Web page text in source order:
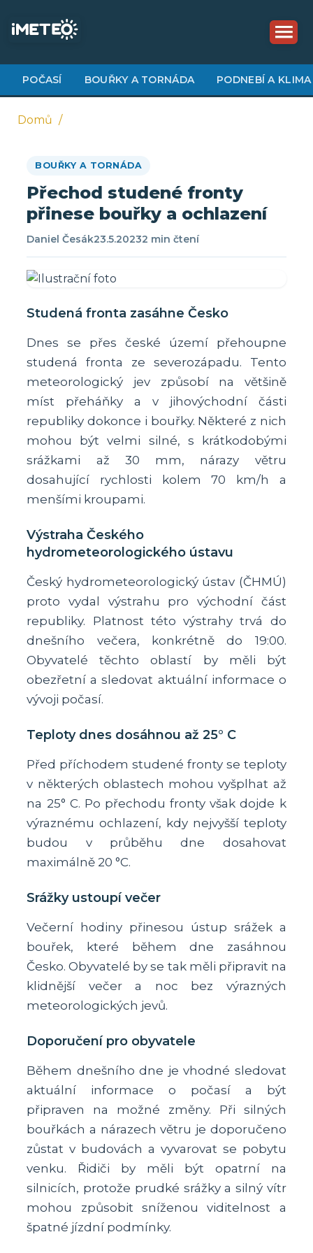
obsahu
POČASÍ BOUŘKY A TORNÁDA PODNEBÍ A KLIMA
navigace
Domů
BOUŘKY A TORNÁDA
Přechod studené fronty
přinese bouřky a ochlazení
Daniel Česák23.5.20232 min čtení
Studená fronta zasáhne Česko
Dnes se přes české území přehoupne
studená fronta ze severozápadu. Tento
meteorologický jev způsobí na většině
míst přeháňky a v jihovýchodní části
republiky dokonce i bouřky. Některé z nich
mohou být velmi silné, s krátkodobými
srážkami až 30 mm, nárazy větru
dosahující rychlosti kolem 70 km/h a
menšími kroupami.
Výstraha Českého
hydrometeorologického ústavu
Český hydrometeorologický ústav (ČHMÚ)
proto vydal výstrahu pro východní část
republiky. Platnost této výstrahy trvá do
dnešního večera, konkrétně do 19:00.
Obyvatelé těchto oblastí by měli být
obezřetní a sledovat aktuální informace o
vývoji počasí.
Teploty dnes dosáhnou až 25° C
Před příchodem studené fronty se teploty
v některých oblastech mohou vyšplhat až
na 25° C. Po přechodu fronty však dojde k
výraznému ochlazení, kdy nejvyšší teploty
budou v průběhu dne dosahovat
maximálně 20 °C.
Srážky ustoupí večer
Večerní hodiny přinesou ústup srážek a
bouřek, které během dne zasáhnou
Česko. Obyvatelé by se tak měli připravit na
klidnější večer a noc bez výrazných
meteorologických jevů.
Doporučení pro obyvatele
Během dnešního dne je vhodné sledovat
aktuální informace o počasí a být
připraven na možné změny. Při silných
bouřkách a nárazech větru je doporučeno
zůstat v budovách a vyvarovat se pobytu
venku. Řidiči by měli být opatrní na
silnicích, protože prudké srážky a silný vítr
mohou způsobit sníženou viditelnost a
špatné jízdní podmínky.